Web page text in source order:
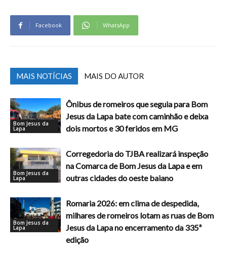
Facebook WhatsApp
MAIS NOTÍCIAS MAIS DO AUTOR
Bom Jesus da
Lapa
Ônibus de romeiros que seguia para Bom
Jesus da Lapa bate com caminhão e deixa
dois mortos e 30 feridos em MG
Bom Jesus da
Lapa
Corregedoria do TJBA realizará inspeção
na Comarca de Bom Jesus da Lapa e em
outras cidades do oeste baiano
Bom Jesus da
Lapa
Romaria 2026: em clima de despedida,
milhares de romeiros lotam as ruas de Bom
Jesus da Lapa no encerramento da 335ª
edição